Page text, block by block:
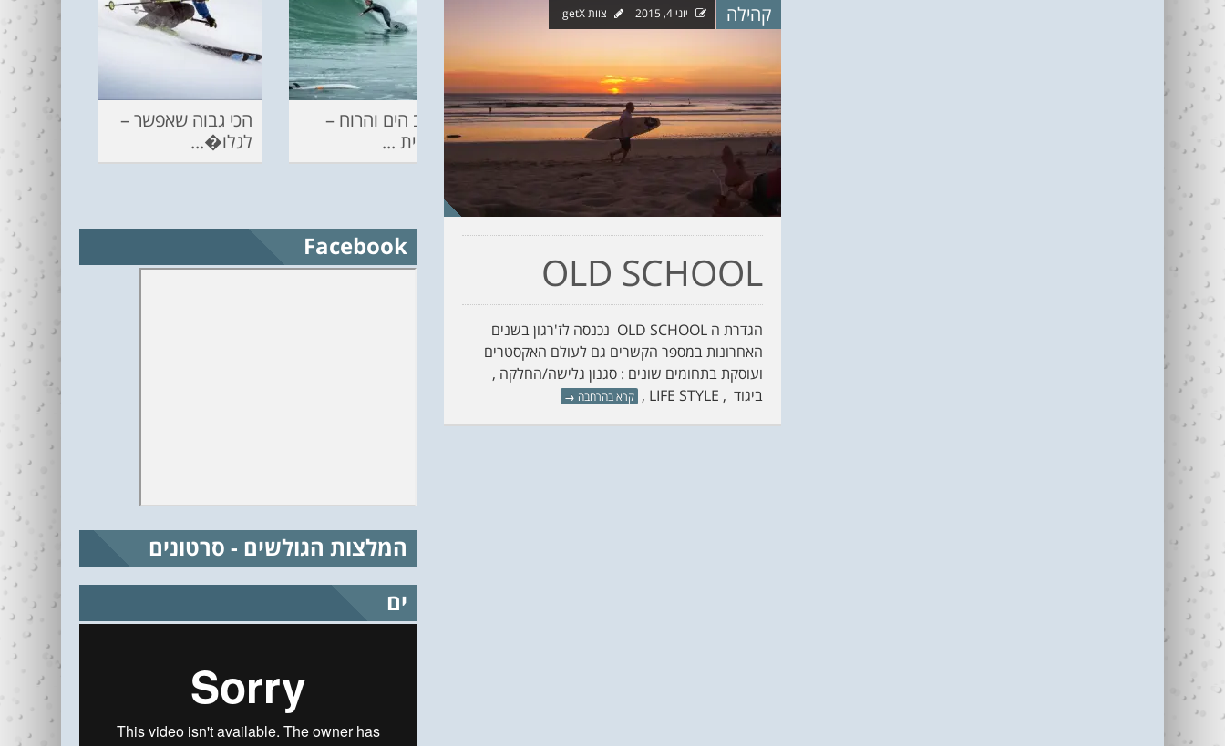
קהילה יוני 4, 2015 צוות getX
OLD SCHOOL
הגדרת ה OLD SCHOOL נכנסה לז'רגון בשנים
האחרונות במספר הקשרים גם לעולם האקסטרים
ועוסקת בתחומים שונים : סגנון גלישה/החלקה ,
ביגוד , LIFE STYLE ,
קרא בהרחבה →
2006)
ההכנות – EILAT
ECO SUP TOUR
KITESURF
ASHDOD 2019
WINTER
CHALLENGE
מצב הים והרוח –
תחזית ...
הכי גבוה שאפשר –
לגלו�...
Facebook
המלצות הגולשים - סרטונים
ים